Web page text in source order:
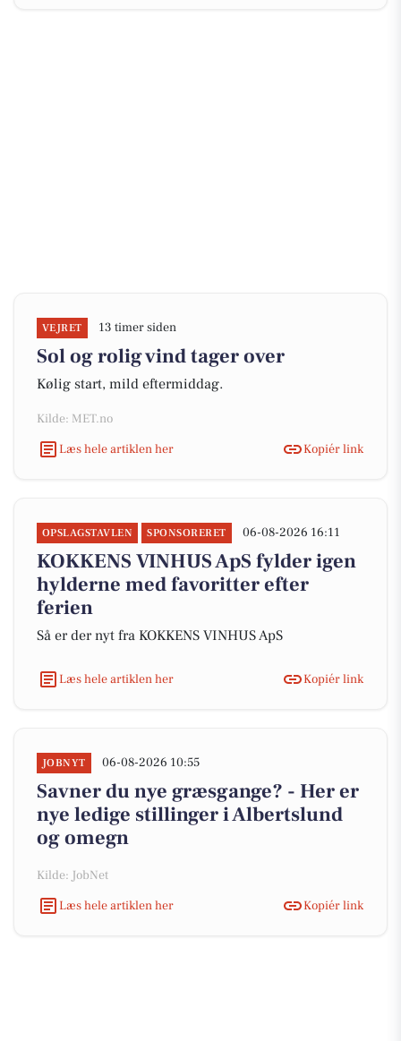
VEJRET 13 timer siden
Sol og rolig vind tager over
Kølig start, mild eftermiddag.
Kilde: MET.no
Læs hele artiklen her
Kopiér link
OPSLAGSTAVLEN SPONSORERET 06-08-2026 16:11
KOKKENS VINHUS ApS fylder igen
hylderne med favoritter efter
ferien
Så er der nyt fra KOKKENS VINHUS ApS
Læs hele artiklen her Kopiér link
JOBNYT 06-08-2026 10:55
Savner du nye græsgange? - Her er
nye ledige stillinger i Albertslund
og omegn
Kilde: JobNet
Læs hele artiklen her
Kopiér link